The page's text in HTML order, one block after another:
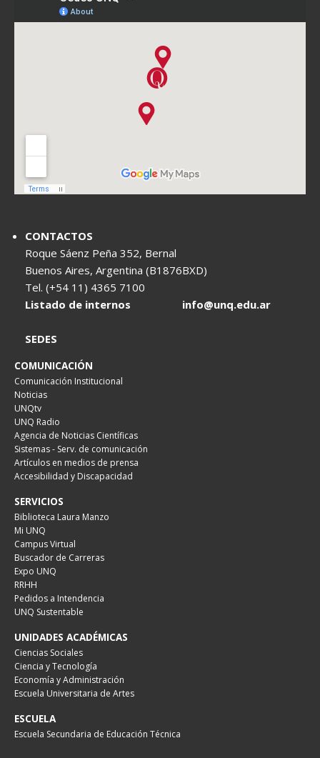
CONTACTOS
Roque Sáenz Peña 352, Bernal
Buenos Aires, Argentina (B1876BXD)
Tel. (+54 11) 4365 7100
Listado de internos
info@unq.edu.ar
SEDES
COMUNICACIÓN
Comunicación Institucional
Noticias
UNQtv
UNQ Radio
Agencia de Noticias Científicas
Sistemas - Serv. de comunicación
Artículos en medios de prensa
Accesibilidad y Discapacidad
SERVICIOS
Biblioteca Laura Manzo
Mi UNQ
Campus Virtual
Buscador de Carreras
Expo UNQ
RRHH
Pedidos a Intendencia
UNQ Sustentable
UNIDADES ACADÉMICAS
Ciencias Sociales
Ciencia y Tecnología
Economía y Administración
Escuela Universitaria de Artes
ESCUELA
Escuela Secundaria de Educación Técnica